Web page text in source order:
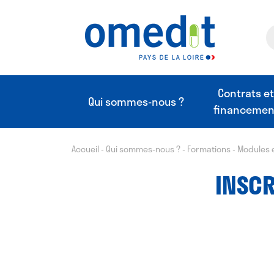
Qui sommes-nous ?
Contrats et
Accueil - Qui sommes-nous ?- Formations- Modules